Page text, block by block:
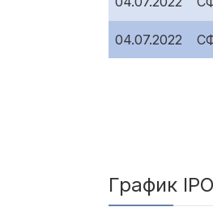
04.07.2022
График